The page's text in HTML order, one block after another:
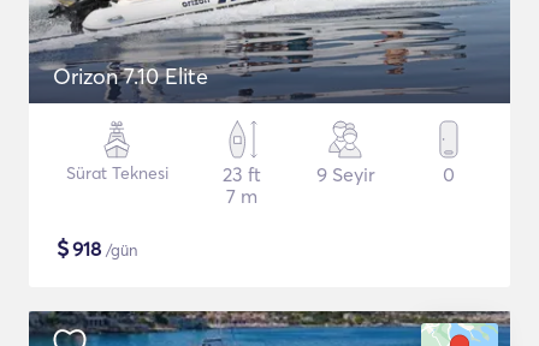
Orizon 7.10 Elite
Sürat Teknesi
23 ft
7 m
9 Seyir 0
$918 /gün